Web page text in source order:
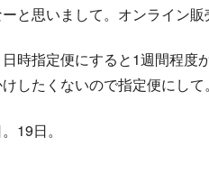
と思いまして。オンライン販
時指定便にすると1週間程度
したくないので指定便にして
19日。